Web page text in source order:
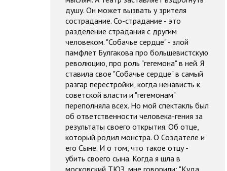
душу. Он может вызвать у зрителя
сострадание. Со-страдание - это
разделение страдания с другим
человеком. "Собачье сердце" - злой
памфлет Булгакова про большевистскую
революцию, про роль "гегемона" в ней. Я
ставила свое "Собачье сердце" в самый
разгар перестройки, когда ненависть к
советской власти и "гегемонам"
переполняла всех. Но мой спектакль был
об ответственности человека-гения за
результаты своего открытия. Об отце,
который родил монстра. О Создателе и
его Сыне. И о том, что такое отцу -
убить своего сына. Когда я шла в
московский ТЮЗ, мне говорили: "Куда